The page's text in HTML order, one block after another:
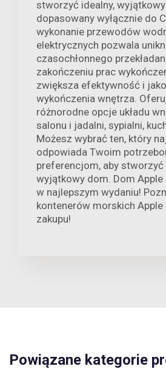
stworzyć idealny,
dopasowany wyłącznie do
wykonanie przewodów
elektrycznych pozwala
czasochłonnego
zakończeniu prac
zwiększa efektywność i
wykończenia wnętrza.
różnorodne opcje układu
salonu i jadalni, sypialni,
Możesz wybrać ten, który
odpowiada Twoim
preferencjom, aby stworzyć
wyjątkowy dom. Dom
w najlepszym wydaniu!
kontenerów morskich Apple
zakupu!
Powiązane kategorie